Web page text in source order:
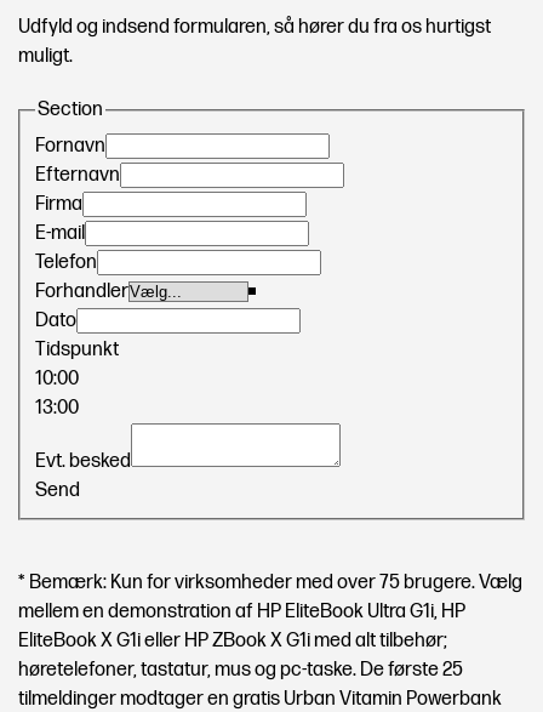
Udfyld og indsend formularen, så hører du fra os hurtigst
muligt.
Section
Fornavn
Efternavn
Firma
E-mail
Telefon
Forhandler
Dato
Tidspunkt
10:00
13:00
Evt. besked
Send
* Bemærk: Kun for virksomheder med over 75 brugere. Vælg
mellem en demonstration af HP EliteBook Ultra G1i, HP
EliteBook X G1i eller HP ZBook X G1i med alt tilbehør;
høretelefoner, tastatur, mus og pc-taske. De første 25
tilmeldinger modtager en gratis Urban Vitamin Powerbank